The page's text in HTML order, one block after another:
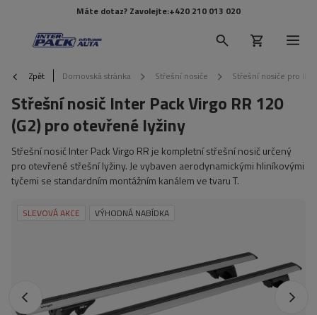
Máte dotaz? Zavolejte:+420 210 013 020
Zpět Domovská stránka Střešní nosiče Střešní nosiče pro lišty
Střešní nosič Inter Pack Virgo RR 120
(G2) pro otevřené lyžiny
Střešní nosič Inter Pack Virgo RR je kompletní střešní nosič určený
pro otevřené střešní lyžiny. Je vybaven aerodynamickými hliníkovými
tyčemi se standardním montážním kanálem ve tvaru T.
SLEVOVÁ AKCE VÝHODNÁ NABÍDKA